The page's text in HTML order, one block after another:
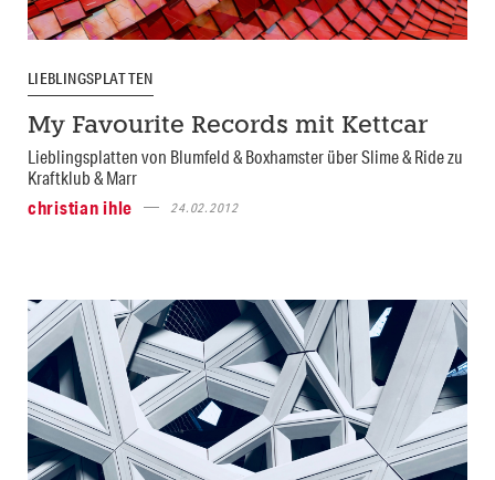
LIEBLINGSPLATTEN
My Favourite Records mit Kettcar
Lieblingsplatten von Blumfeld & Boxhamster über Slime & Ride zu
Kraftklub & Marr
christian ihle
24.02.2012